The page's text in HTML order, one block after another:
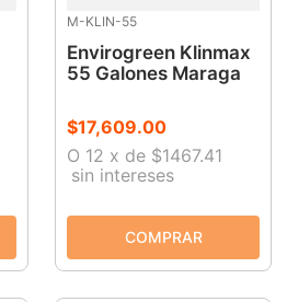
M-KLIN-55
Envirogreen Klinmax
55 Galones Maraga
$17,609.00
O 12 x de $1467.41
sin intereses